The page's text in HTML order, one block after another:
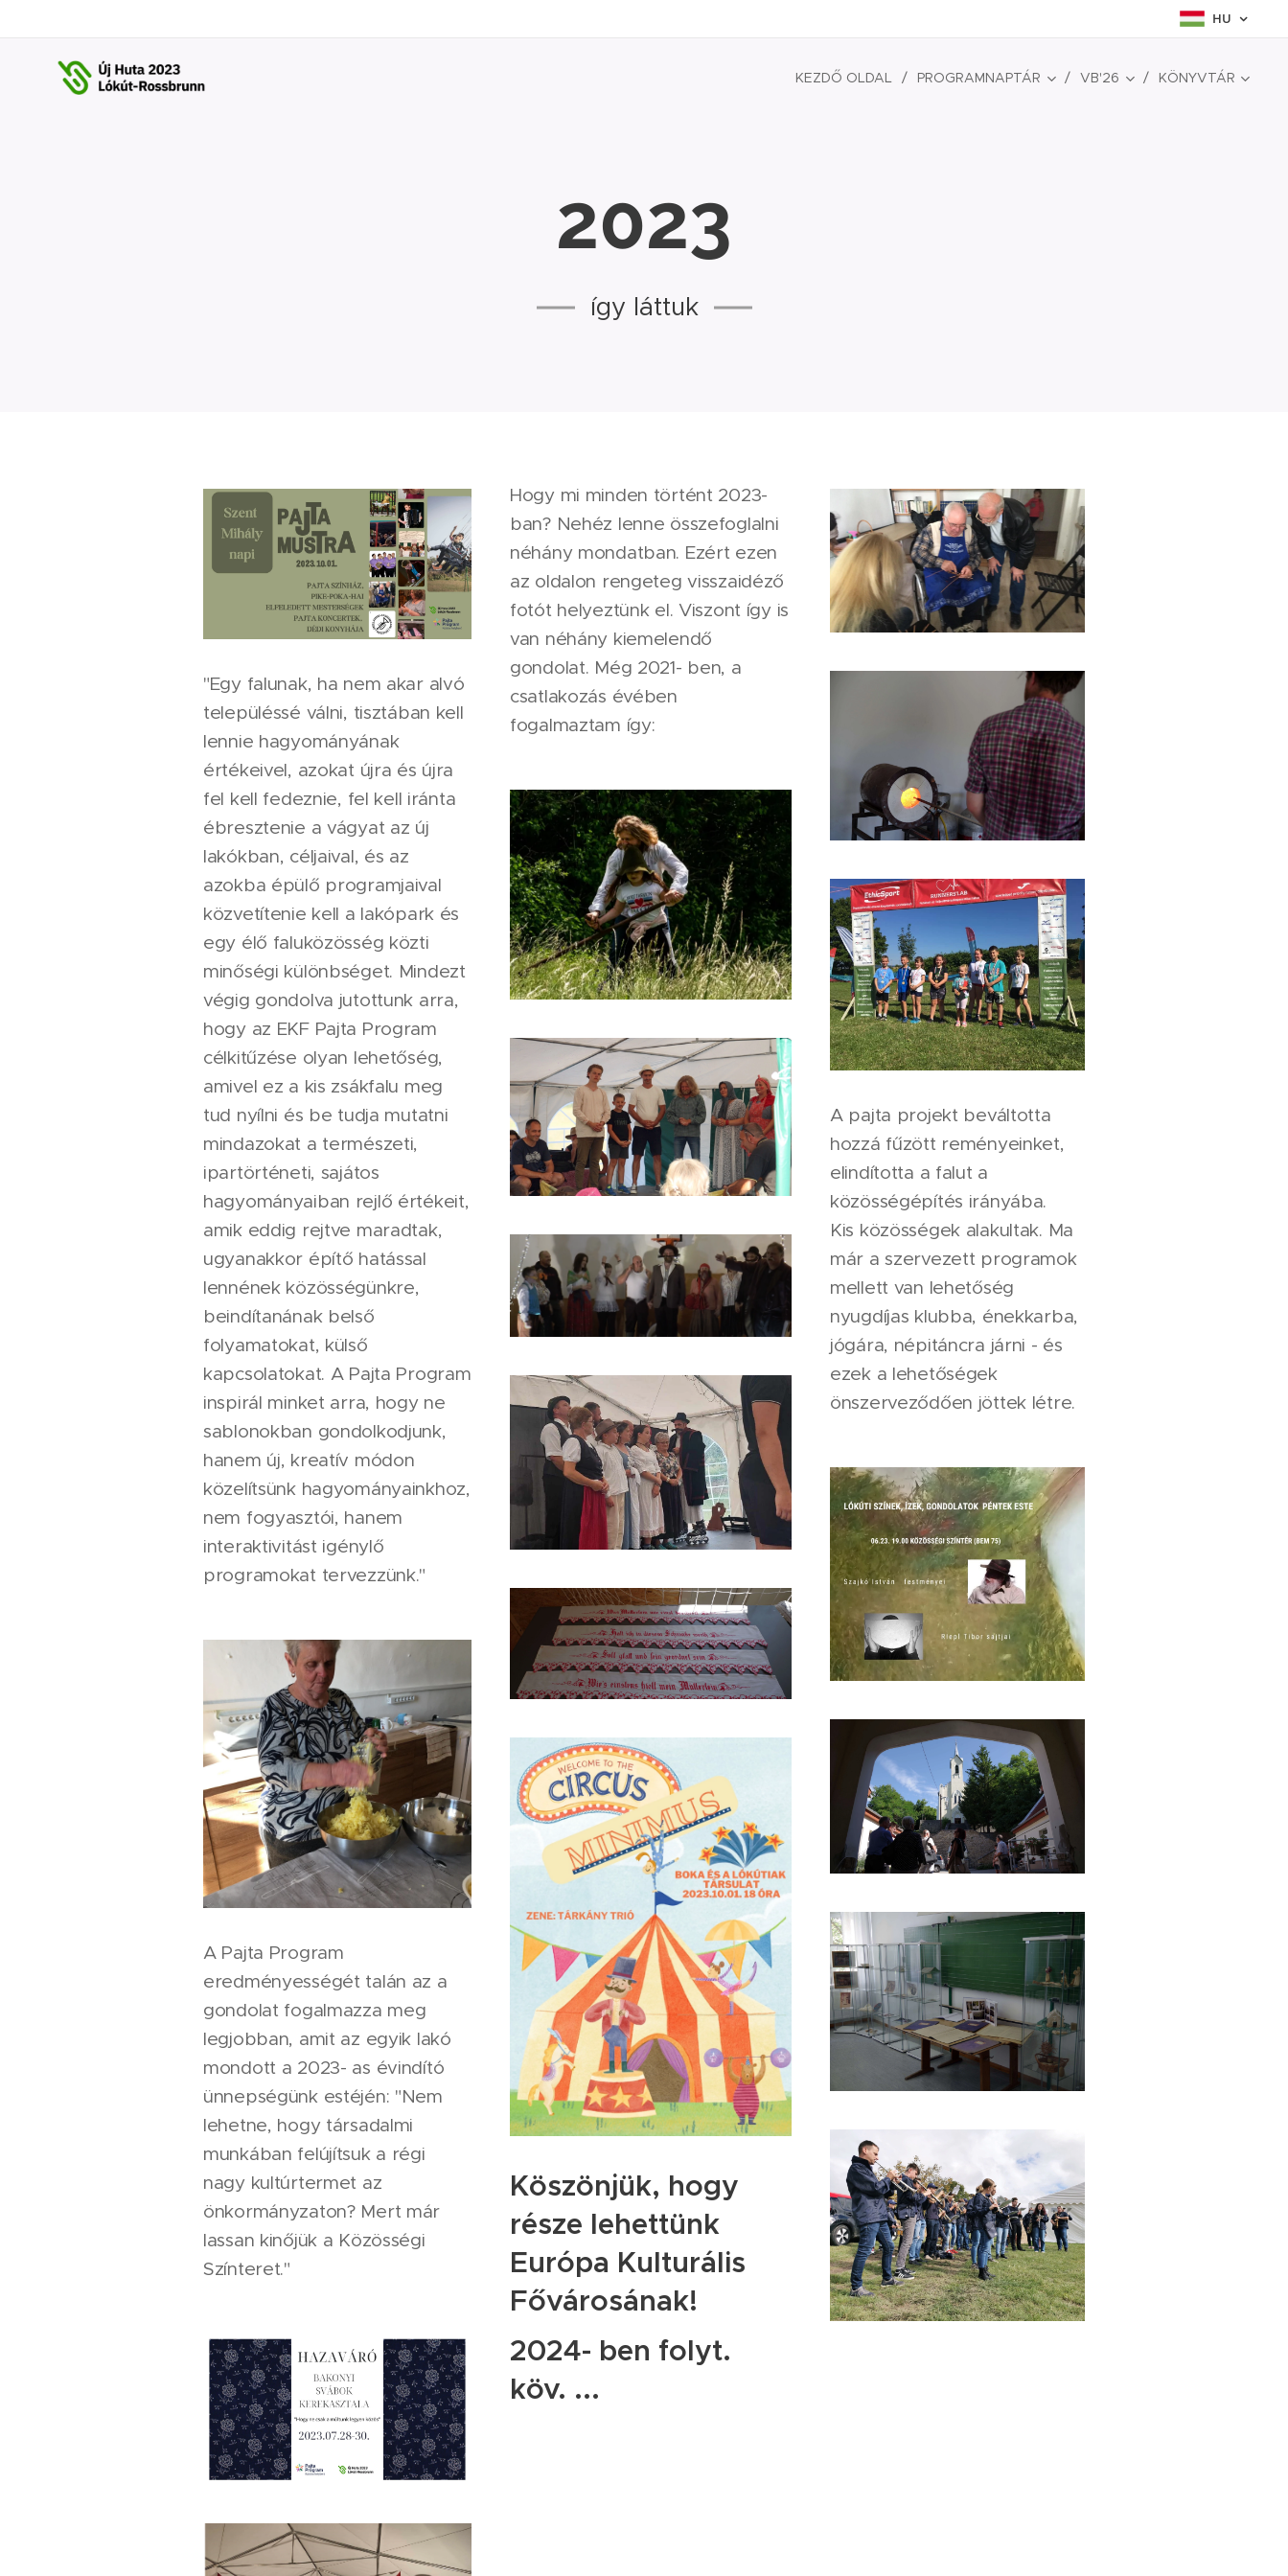
HU
KEZDŐ OLDAL PROGRAMNAPTÁR VB'26 KÖNYVTÁR
2023
így láttuk
"Egy falunak, ha nem akar alvó
településsé válni, tisztában kell
lennie hagyományának
értékeivel, azokat újra és újra
fel kell fedeznie, fel kell iránta
ébresztenie a vágyat az új
lakókban, céljaival, és az
azokba épülő programjaival
közvetítenie kell a lakópark és
egy élő faluközösség közti
minőségi különbséget. Mindezt
végig gondolva jutottunk arra,
hogy az EKF Pajta Program
célkitűzése olyan lehetőség,
amivel ez a kis zsákfalu meg
tud nyílni és be tudja mutatni
mindazokat a természeti,
ipartörténeti, sajátos
hagyományaiban rejlő értékeit,
amik eddig rejtve maradtak,
ugyanakkor építő hatással
lennének közösségünkre,
beindítanának belső
folyamatokat, külső
kapcsolatokat. A Pajta Program
inspirál minket arra, hogy ne
sablonokban gondolkodjunk,
hanem új, kreatív módon
közelítsünk hagyományainkhoz,
nem fogyasztói, hanem
interaktivitást igénylő
programokat tervezzünk."
A Pajta Program
eredményességét talán az a
gondolat fogalmazza meg
legjobban, amit az egyik lakó
mondott a 2023- as évindító
ünnepségünk estéjén: "Nem
lehetne, hogy társadalmi
munkában felújítsuk a régi
nagy kultúrtermet az
önkormányzaton? Mert már
lassan kinőjük a Közösségi
Színteret."
Hogy mi minden történt 2023-
ban? Nehéz lenne összefoglalni
néhány mondatban. Ezért ezen
az oldalon rengeteg visszaidéző
fotót helyeztünk el. Viszont így is
van néhány kiemelendő
gondolat. Még 2021- ben, a
csatlakozás évében
fogalmaztam így:
Köszönjük, hogy
része lehettünk
Európa Kulturális
Fővárosának!
2024- ben folyt.
köv. ...
A pajta projekt beváltotta
hozzá fűzött reményeinket,
elindította a falut a
közösségépítés irányába.
Kis közösségek alakultak. Ma
már a szervezett programok
mellett van lehetőség
nyugdíjas klubba, énekkarba,
jógára, népitáncra járni - és
ezek a lehetőségek
önszerveződően jöttek létre.